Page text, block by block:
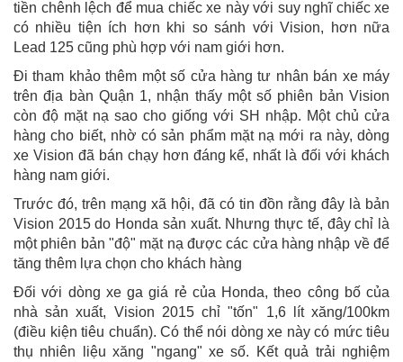
tiền chênh lệch để mua chiếc xe này với suy nghĩ chiếc xe
có nhiều tiện ích hơn khi so sánh với Vision, hơn nữa
Lead 125 cũng phù hợp với nam giới hơn.
Đi tham khảo thêm một số cửa hàng tư nhân bán xe máy
trên địa bàn Quận 1, nhận thấy một số phiên bản Vision
còn độ mặt nạ sao cho giống với SH nhập. Một chủ cửa
hàng cho biết, nhờ có sản phẩm mặt nạ mới ra này, dòng
xe Vision đã bán chạy hơn đáng kể, nhất là đối với khách
hàng nam giới.
Trước đó, trên mạng xã hội, đã có tin đồn rằng đây là bản
Vision 2015 do Honda sản xuất. Nhưng thực tế, đây chỉ là
một phiên bản "độ" mặt nạ được các cửa hàng nhập về để
tăng thêm lựa chọn cho khách hàng
Đối với dòng xe ga giá rẻ của Honda, theo công bố của
nhà sản xuất, Vision 2015 chỉ "tốn" 1,6 lít xăng/100km
(điều kiện tiêu chuẩn). Có thể nói dòng xe này có mức tiêu
thụ nhiên liệu xăng "ngang" xe số. Kết quả trải nghiệm